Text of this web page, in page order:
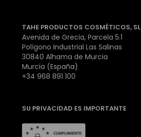
TAHE PRODUCTOS COSMÉTICOS, SL
Avenida de Grecia, Parcela 5.1
Polígono Industrial Las Salinas
30840 Alhama de Murcia
Murcia (España)
+34 968 891 100
SU PRIVACIDAD ES IMPORTANTE